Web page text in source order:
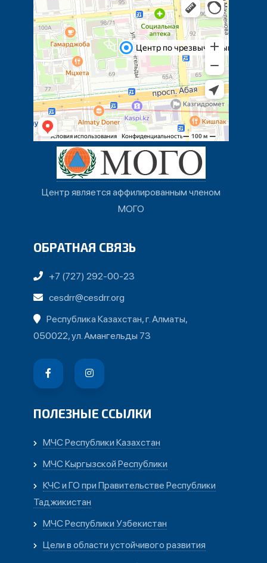
Центр является аффилированным членом
МОГО
ОБРАТНАЯ СВЯЗЬ
+7 (727) 292-00-23
cesdrr@cesdrr.org
Республика Казахстан, г. Алматы,
050022, ул. Амангельды 73
ПОЛЕЗНЫЕ ССЫЛКИ
МЧС Республики Казахстан
МЧС Кыргызской Республики
КЧС и ГО при Правительстве Республики
Таджикистан
МЧС Республики Узбекистан
Цели в области устойчивого развития